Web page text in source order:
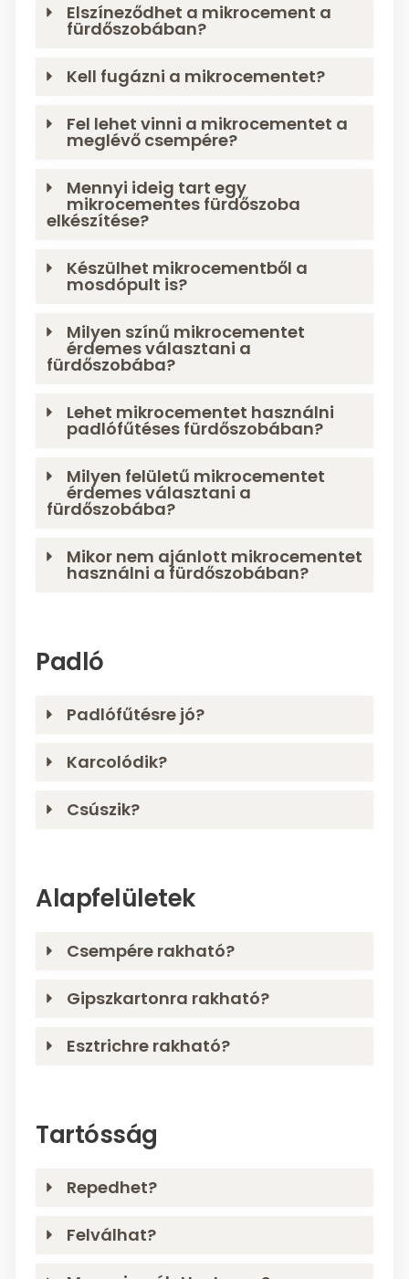
Elszíneződhet a mikrocement a
fürdőszobában?
Kell fugázni a mikrocementet?
Fel lehet vinni a mikrocementet a
meglévő csempére?
Mennyi ideig tart egy
mikrocementes fürdőszoba
elkészítése?
Készülhet mikrocementből a
mosdópult is?
Milyen színű mikrocementet
érdemes választani a
fürdőszobába?
Lehet mikrocementet használni
padlófűtéses fürdőszobában?
Milyen felületű mikrocementet
érdemes választani a
fürdőszobába?
Mikor nem ajánlott mikrocementet
használni a fürdőszobában?
Padló
Padlófűtésre jó?
Karcolódik?
Csúszik?
Alapfelületek
Csempére rakható?
Gipszkartonra rakható?
Esztrichre rakható?
Tartósság
Repedhet?
Felválhat?